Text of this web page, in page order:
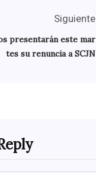
Siguiente
presentarán este mar
tes su renuncia a SCJN